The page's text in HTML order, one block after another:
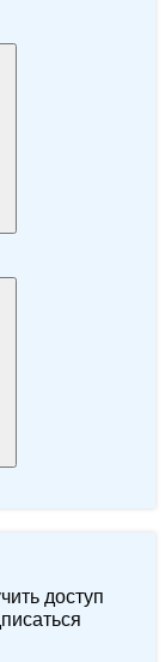
доступ